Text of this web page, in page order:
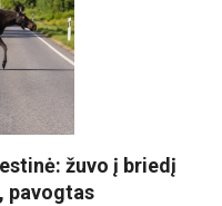
žuvo į briedį
pavogtas